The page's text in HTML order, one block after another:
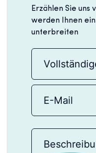
Erzählen Sie
werden Ihnen
unterbreiten